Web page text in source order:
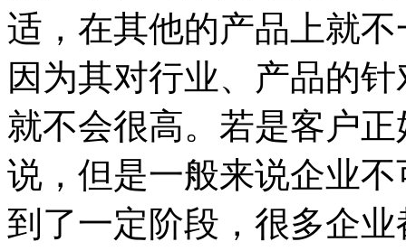
适，在其他的产品上就
因为其对行业、产品的
就不会很高。若是客户
说，但是一般来说企业
到了一定阶段，很多企